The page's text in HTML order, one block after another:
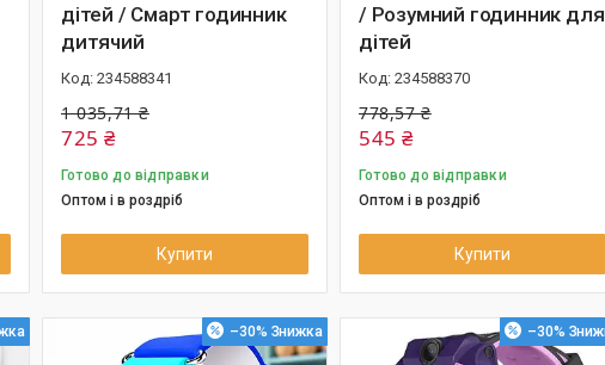
дітей / Смарт годинник
дитячий
234588341
1 035,71 ₴
725 ₴
Готово до відправки
Оптом і в роздріб
Купити
/ Розумний годинник для
дітей
234588370
778,57 ₴
545 ₴
Готово до відправки
Оптом і в роздріб
Купити
–30% –30%